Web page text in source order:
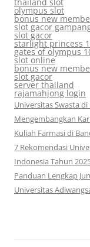
olympus slot
bonus new
slot gacor
slot gacor
starlight princess
gates of olympus
slot online
bonus new
slot gacor
server thailand
rajamahjong login
Universitas Swasta
Mengembangkan
Kuliah Farmasi di
7 Rekomendasi
Indonesia Tahun
Panduan Lengkap
Universitas